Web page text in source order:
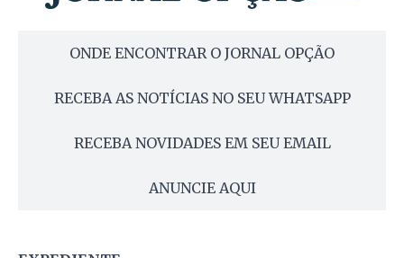
ONDE ENCONTRAR O JORNAL OPÇÃO
RECEBA AS NOTÍCIAS NO SEU WHATSAPP
RECEBA NOVIDADES EM SEU EMAIL
ANUNCIE AQUI